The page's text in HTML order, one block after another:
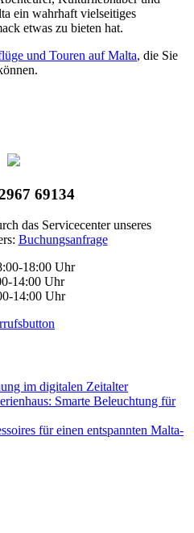
ein wahrhaft vielseitiges
etwas zu bieten hat.
und Touren auf Malta, die Sie
69134
das Servicecenter unseres
Buchungsanfrage
18:00 Uhr
14:00 Uhr
14:00 Uhr
im digitalen Zeitalter
Smarte Beleuchtung für
für einen entspannten Malta-